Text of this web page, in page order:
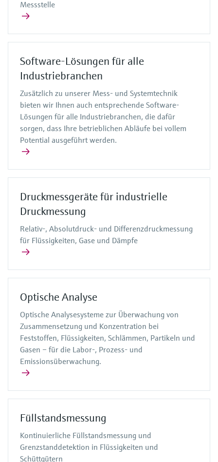
Messstelle
Software-Lösungen für alle
Industriebranchen
Zusätzlich zu unserer Mess- und Systemtechnik
bieten wir Ihnen auch entsprechende Software-
Lösungen für alle Industriebranchen, die dafür
sorgen, dass Ihre betrieblichen Abläufe bei vollem
Potential ausgeführt werden.
Druckmessgeräte für industrielle
Druckmessung
Relativ-, Absolutdruck- und Differenzdruckmessung
für Flüssigkeiten, Gase und Dämpfe
Optische Analyse
Optische Analysesysteme zur Überwachung von
Zusammensetzung und Konzentration bei
Feststoffen, Flüssigkeiten, Schlämmen, Partikeln und
Gasen – für die Labor-, Prozess- und
Emissionsüberwachung.
Füllstandsmessung
Kontinuierliche Füllstandsmessung und
Grenzstanddetektion in Flüssigkeiten und
Schüttgütern